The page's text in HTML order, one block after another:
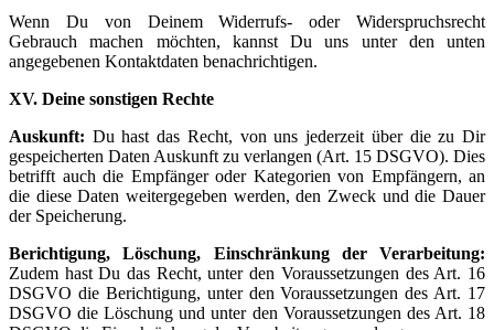
Wenn Du von Deinem Widerrufs- oder Widerspruchsrecht
Gebrauch machen möchten, kannst Du uns unter den unten
angegebenen Kontaktdaten benachrichtigen.
XV. Deine sonstigen Rechte
Auskunft: Du hast das Recht, von uns jederzeit über die zu Dir
gespeicherten Daten Auskunft zu verlangen (Art. 15 DSGVO). Dies
betrifft auch die Empfänger oder Kategorien von Empfängern, an
die diese Daten weitergegeben werden, den Zweck und die Dauer
der Speicherung.
Berichtigung, Löschung, Einschränkung der Verarbeitung:
Zudem hast Du das Recht, unter den Voraussetzungen des Art. 16
DSGVO die Berichtigung, unter den Voraussetzungen des Art. 17
DSGVO die Löschung und unter den Voraussetzungen des Art. 18